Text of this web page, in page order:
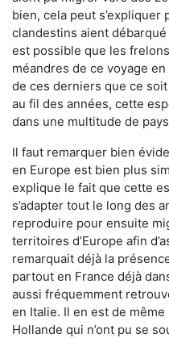
bien, cela peut s’expliquer
clandestins aient
est possible que les
méandres de ce voyage
de ces derniers que ce
au fil des années, cette
dans une multitude de
Il faut remarquer bien
en Europe est bien plus
explique le fait que cette
s’adapter tout le long des
reproduire pour ensuite
territoires d’Europe afin
remarquait déjà la
partout en France déjà
aussi fréquemment
en Italie. Il en est de
Hollande qui n’ont pu se